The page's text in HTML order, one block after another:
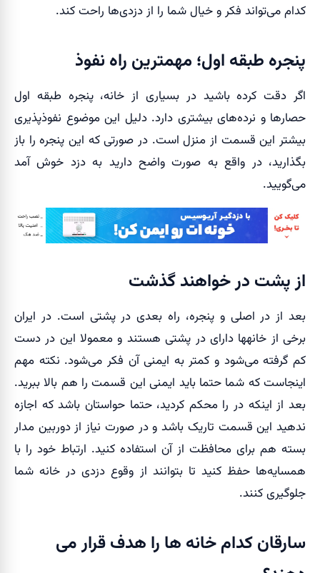
کدام می‌تواند فکر و خیال شما را از دزدی‌ها راحت کند.
پنجره طبقه اول؛ مهمترین راه نفوذ
اگر دقت کرده باشید در بسیاری از خانه، پنجره طبقه اول
حصارها و نرده‌های بیشتری دارد. دلیل این موضوع نفوذپذیری
بیشتر این قسمت از منزل است. در صورتی که این پنجره را باز
بگذارید، در واقع به صورت واضح دارید به دزد خوش آمد
می‌گویید.
از پشت در خواهند گذشت
بعد از در اصلی و پنجره، راه بعدی در پشتی است. در ایران
برخی از خانه‎ها دارای در پشتی هستند و معمولا این در دست
کم گرفته می‌شود و کمتر به ایمنی آن فکر می‌شود. نکته مهم
اینجاست که شما حتما باید ایمنی این قسمت را هم بالا ببرید.
بعد از اینکه در را محکم کردید، حتما حواستان باشد که اجازه
ندهید این قسمت تاریک باشد و در صورت نیاز از دوربین مدار
بسته هم برای محافظت از آن استفاده کنید. ارتباط خود را با
همسایه‌ها حفظ کنید تا بتوانند از وقوع دزدی در خانه شما
جلوگیری کنند.
سارقان کدام خانه ها را هدف قرار می